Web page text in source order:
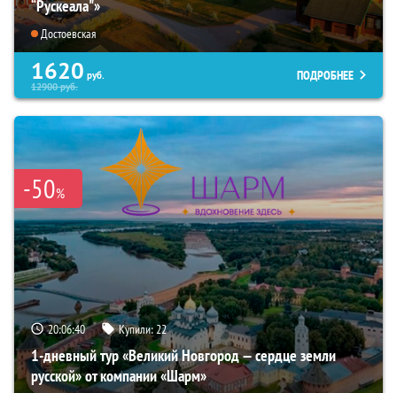
“Рускеала"»
Достоевская
1620 руб.
12900руб.
ПОДРОБНЕЕ
-50%
20:06:39 Купили:22
1-дневный тур «Великий Новгород — сердце земли
русской» от компании «Шарм»